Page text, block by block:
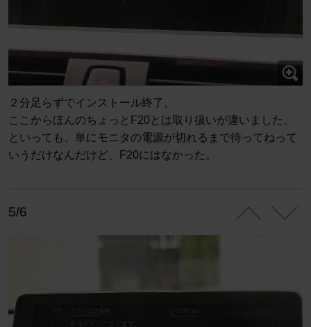
２分足らずでインストール終了。
ここからほんのちょっとF20とは取り扱いが違いました。
といっても、単にモニタの電源が切れるまで待ってねって
いうだけなんだけど、F20にはなかった。
5/6